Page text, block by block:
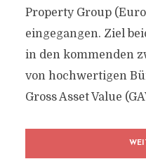
Property Group
eingegangen. Ziel
in den kommenden
von hochwertigen
Gross Asset Value